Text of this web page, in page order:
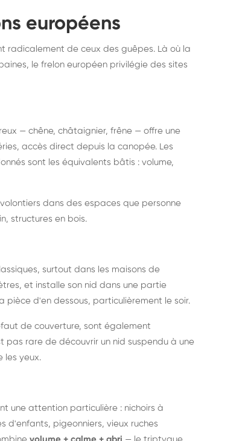
européens
radicalement de ceux des guêpes. Là où la
le frelon européen privilégie des sites
— chêne, châtaignier, frêne — offre une
accès direct depuis la canopée. Les
sont les équivalents bâtis : volume,
dans des espaces que personne
structures en bois.
surtout dans les maisons de
et installe son nid dans une partie
d'en dessous, particulièrement le soir.
de couverture, sont également
pas rare de découvrir un nid suspendu à une
les yeux.
une attention particulière : nichoirs à
d'enfants, pigeonniers, vieux ruches